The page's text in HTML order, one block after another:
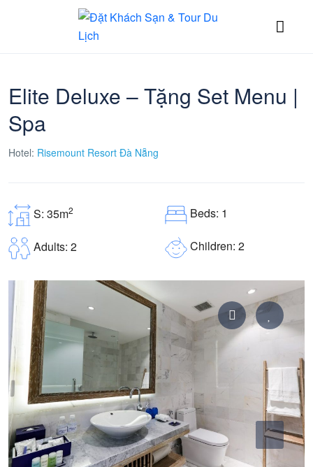
Elite Deluxe – Tặng Set Menu |
Spa
Hotel: Risemount Resort Đà Nẵng
S: 35m2 Beds: 1
Adults: 2 Children: 2